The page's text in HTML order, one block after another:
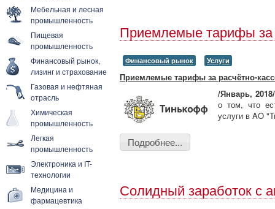
Мебельная и лесная
промышленность
Пищевая
промышленность
Финансовый рынок,
лизинг и страхование
Газовая и нефтяная
отрасль
Химическая
промышленность
Легкая
промышленность
Электроника и IT-
технологии
Медицина и
фармацевтика
Приемлемые тарифы за
Финансовый рынок Услуги
Приемлемые тарифы за расчётно-
/Январь, 2018/
о том, что
услуги в AO
Подробнее...
Солидный заработок с